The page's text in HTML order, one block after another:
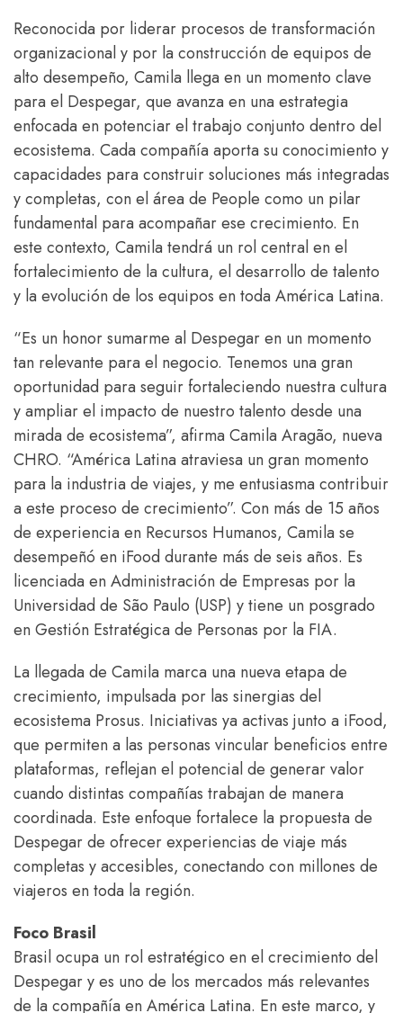
Reconocida por liderar procesos de transformación
organizacional y por la construcción de equipos de
alto desempeño, Camila llega en un momento clave
para el Despegar, que avanza en una estrategia
enfocada en potenciar el trabajo conjunto dentro del
ecosistema. Cada compañía aporta su conocimiento y
capacidades para construir soluciones más integradas
y completas, con el área de People como un pilar
fundamental para acompañar ese crecimiento. En
este contexto, Camila tendrá un rol central en el
fortalecimiento de la cultura, el desarrollo de talento
y la evolución de los equipos en toda América Latina.
“Es un honor sumarme al Despegar en un momento
tan relevante para el negocio. Tenemos una gran
oportunidad para seguir fortaleciendo nuestra cultura
y ampliar el impacto de nuestro talento desde una
mirada de ecosistema”, afirma Camila Aragão, nueva
CHRO. “América Latina atraviesa un gran momento
para la industria de viajes, y me entusiasma contribuir
a este proceso de crecimiento”. Con más de 15 años
de experiencia en Recursos Humanos, Camila se
desempeñó en iFood durante más de seis años. Es
licenciada en Administración de Empresas por la
Universidad de São Paulo (USP) y tiene un posgrado
en Gestión Estratégica de Personas por la FIA.
La llegada de Camila marca una nueva etapa de
crecimiento, impulsada por las sinergias del
ecosistema Prosus. Iniciativas ya activas junto a iFood,
que permiten a las personas vincular beneficios entre
plataformas, reflejan el potencial de generar valor
cuando distintas compañías trabajan de manera
coordinada. Este enfoque fortalece la propuesta de
Despegar de ofrecer experiencias de viaje más
completas y accesibles, conectando con millones de
viajeros en toda la región.
Foco Brasil
Brasil ocupa un rol estratégico en el crecimiento del
Despegar y es uno de los mercados más relevantes
de la compañía en América Latina. En este marco, y